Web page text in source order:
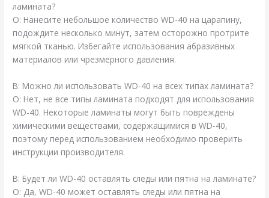
ламината?
О: Нанесите небольшое количество WD-40 на царапину,
подождите несколько минут, затем осторожно протрите
мягкой тканью. Избегайте использования абразивных
материалов или чрезмерного давления.
В: Можно ли использовать WD-40 на всех типах ламината?
О: Нет, не все типы ламината подходят для использования
WD-40. Некоторые ламинаты могут быть повреждены
химическими веществами, содержащимися в WD-40,
поэтому перед использованием необходимо проверить
инструкции производителя.
В: Будет ли WD-40 оставлять следы или пятна на ламинате?
О: Да, WD-40 может оставлять следы или пятна на